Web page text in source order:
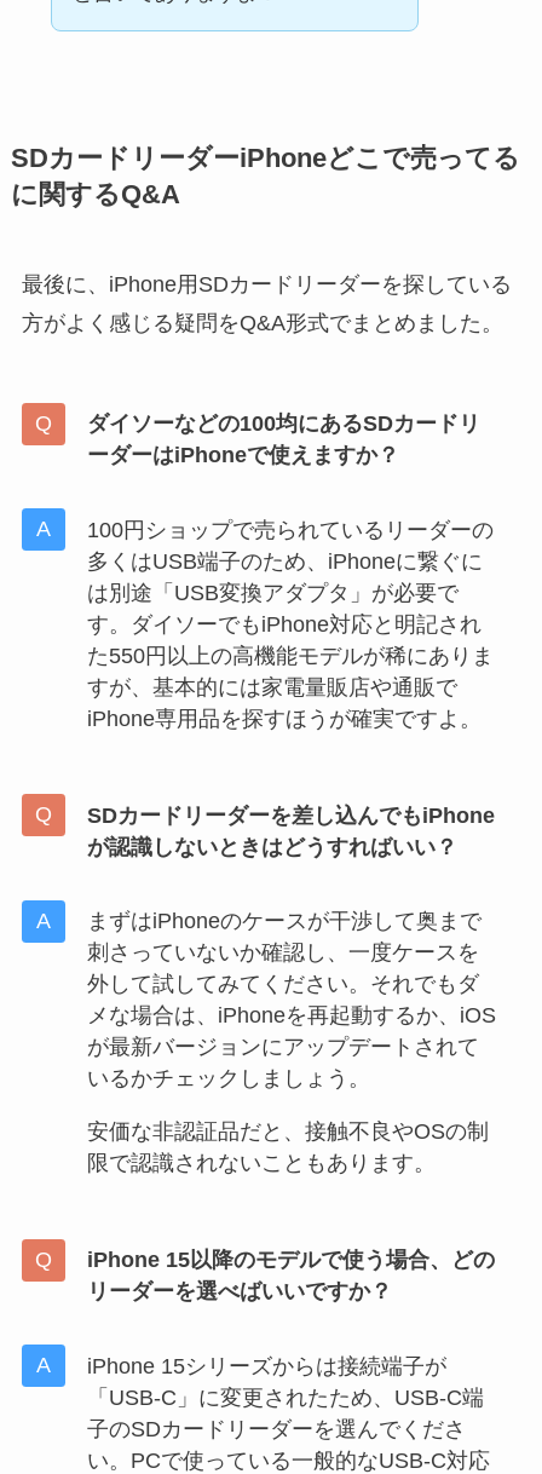
SDカードリーダーiPhoneどこで売ってる
に関するQ&A
最後に、iPhone用SDカードリーダーを探している
方がよく感じる疑問をQ&A形式でまとめました。
ダイソーなどの100均にあるSDカードリ
ーダーはiPhoneで使えますか？
100円ショップで売られているリーダーの
多くはUSB端子のため、iPhoneに繋ぐに
は別途「USB変換アダプタ」が必要で
す。ダイソーでもiPhone対応と明記され
た550円以上の高機能モデルが稀にありま
すが、基本的には家電量販店や通販で
iPhone専用品を探すほうが確実ですよ。
SDカードリーダーを差し込んでもiPhone
が認識しないときはどうすればいい？
まずはiPhoneのケースが干渉して奥まで
刺さっていないか確認し、一度ケースを
外して試してみてください。それでもダ
メな場合は、iPhoneを再起動するか、iOS
が最新バージョンにアップデートされて
いるかチェックしましょう。
安価な非認証品だと、接触不良やOSの制
限で認識されないこともあります。
iPhone 15以降のモデルで使う場合、どの
リーダーを選べばいいですか？
iPhone 15シリーズからは接続端子が
「USB-C」に変更されたため、USB-C端
子のSDカードリーダーを選んでくださ
い。PCで使っている一般的なUSB-C対応